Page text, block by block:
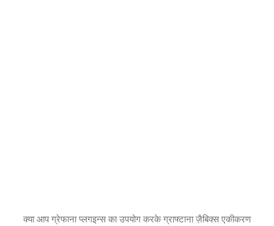
क्या आप ग्रेफाना प्लगइन्स का उपयोग करके ग्राफ्टाना ज़ैबिक्स एकीकरण